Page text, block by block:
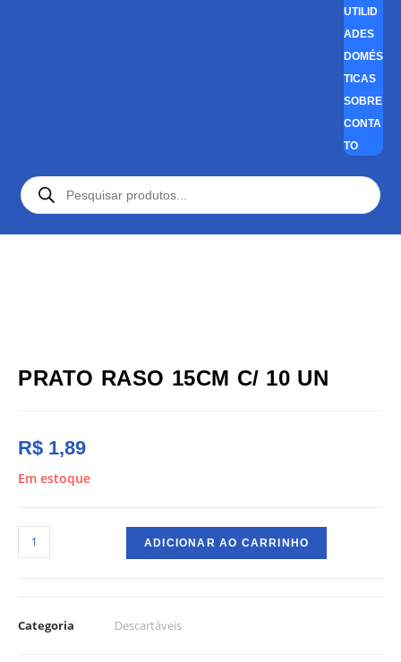
UTILID
ADES
DOMÉS
TICAS
SOBRE
CONTA
TO
PRATO RASO 15CM C/ 10 UN
R$ 1,89
Em estoque
ADICIONAR AO CARRINHO
Categoria Descartáveis